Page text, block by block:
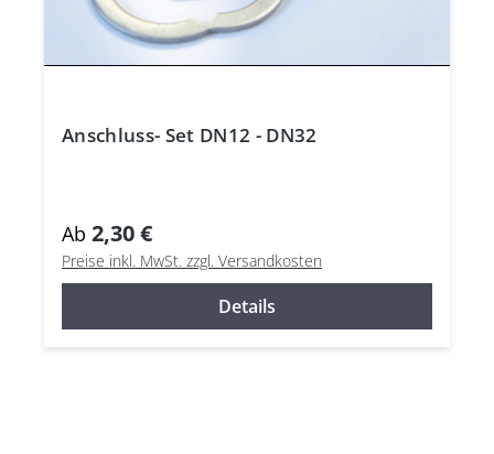
Anschluss- Set DN12 - DN32
Ab 2,30 €
Preise inkl. MwSt. zzgl. Versandkosten
Details